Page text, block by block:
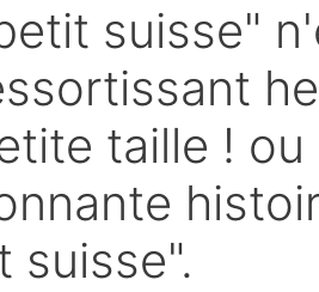
suisse"
taille ! ou
suisse".